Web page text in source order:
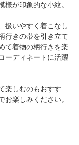
様が印象的な小紋。
扱いやすく着こなし
行きの帯を引き立て
て着物の柄行きを楽
ーディネートに活躍
楽しむのもおすす
お楽しみください。